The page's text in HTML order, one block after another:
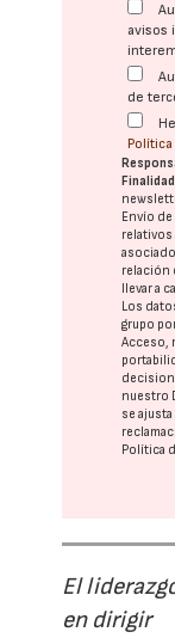
avisos
de
Envío
relativos
relación
llevar a
Los
grupo
Acceso,
nuestro
se
Política
El
en dirigir